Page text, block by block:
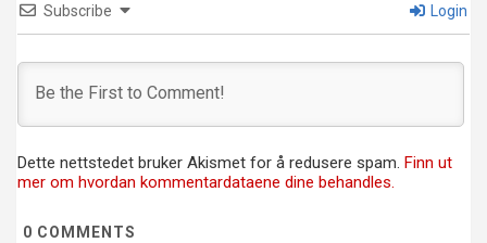
Subscribe Login
Dette nettstedet bruker Akismet for å redusere spam. Finn ut
mer om hvordan kommentardataene dine behandles.
0 COMMENTS